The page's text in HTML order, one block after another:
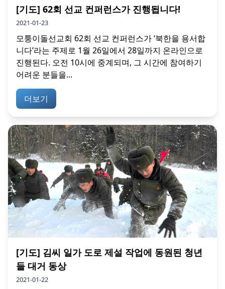
[기도] 62회 선교 컨퍼런스가 진행됩니다!
2021-01-23
모퉁이돌선교회 62회 선교 컨퍼런스가 ‘북한을 용서합
니다’라는 주제로 1월 26일에서 28일까지 온라인으로
진행된다. 오전 10시에 중계되며, 그 시간에 참여하기
어려운 분들을...
더보기
[기도] 김씨 일가 도로 제설 작업에 동원된 청년
들 대거 동상
2021-01-22